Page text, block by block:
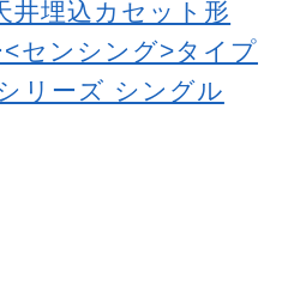
井埋込カセット形
センシング>タイプ
リーズ シングル